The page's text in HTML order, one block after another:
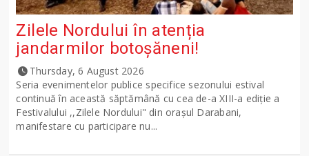
Zilele Nordului în atenția
jandarmilor botoșăneni!
Thursday, 6 August 2026
Seria evenimentelor publice specifice sezonului estival
continuă în această săptămână cu cea de-a XIII-a ediție a
Festivalului ,,Zilele Nordului" din orașul Darabani,
manifestare cu participare nu...